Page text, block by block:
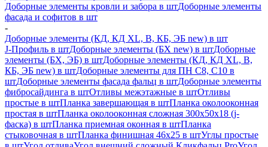
Доборные элементы кровли и забора в штДоборные элементы
фасада и софитов в шт
-
Доборные элементы (КД, КД XL, В, КБ, ЭБ new) в шт
J-Профиль в штДоборные элементы (БХ new) в штДоборные
элементы (БХ, ЭБ) в штДоборные элементы (КД, КД XL, В,
КБ, ЭБ new) в штДоборные элементы для ПН С8, С10 в
штДоборные элементы фасада фальц в штДоборные элементы
фибросайдинга в штОтливы межэтажные в штОтливы
простые в штПланка завершающая в штПланка околооконная
простая в штПланка околооконная сложная 300х50х18 (j-
фаска) в штПланка приемная оконная в штПланка
стыковочная в штПланка финишная 46х25 в штУглы простые